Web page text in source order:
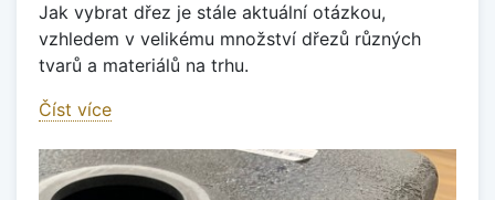
Jak vybrat dřez je stále aktuální otázkou,
vzhledem v velikému množství dřezů různých
tvarů a materiálů na trhu.
Číst více